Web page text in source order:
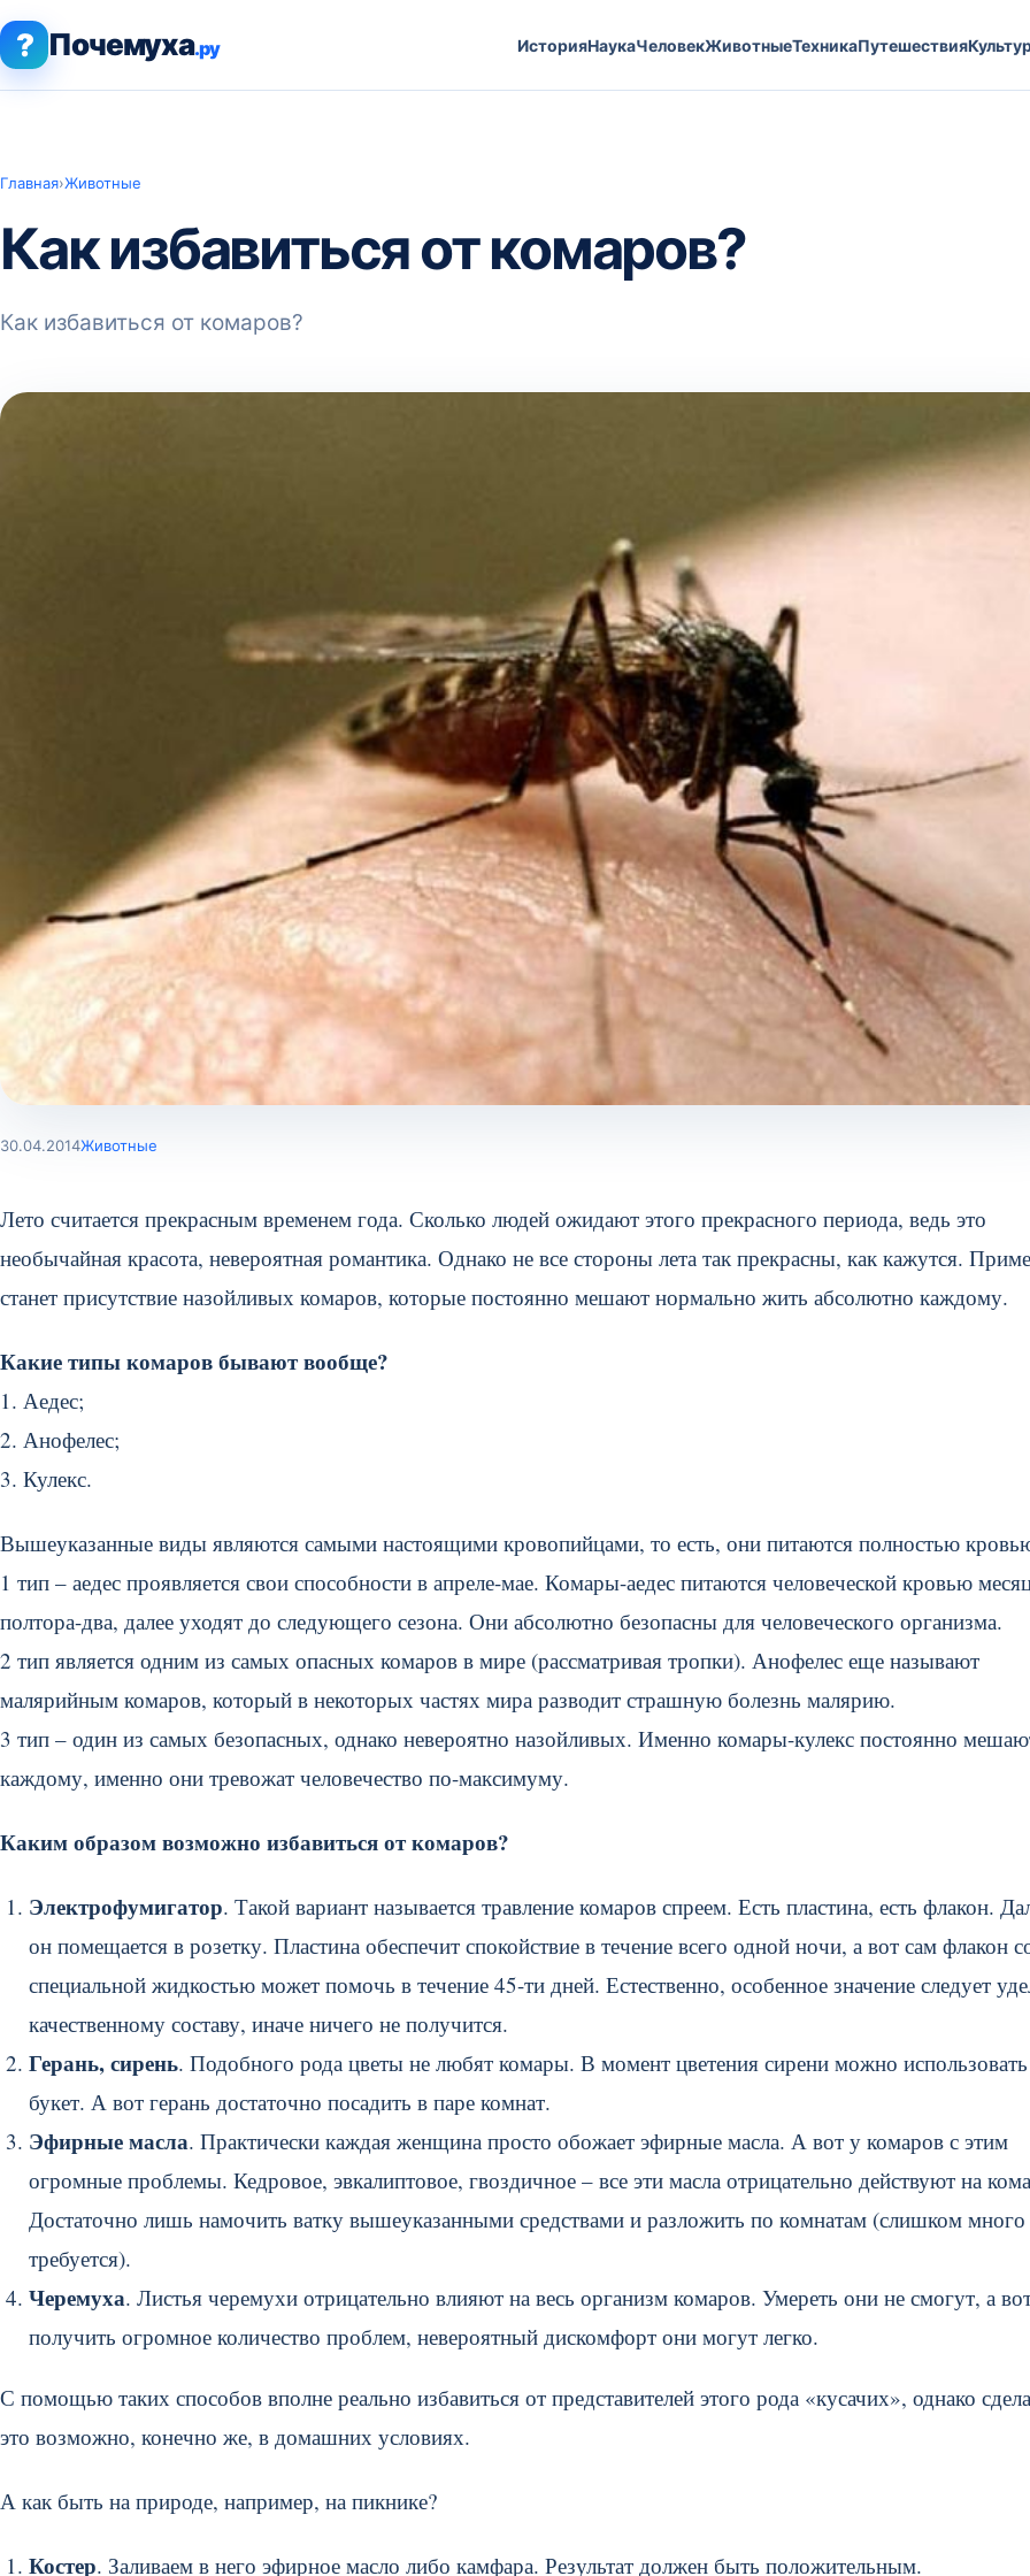
? Почемуха.ру ИсторияНаукаЧеловекЖивотныеТехникаПутешествия
Главная›Животные
Как избавиться от комаров?
Как избавиться от комаров?
30.04.2014Животные
Лето считается прекрасным временем года. Сколько людей ожидают этого прекрасного периода, ведь это
необычайная красота, невероятная романтика. Однако не все стороны лета так прекрасны, как кажутся.
станет присутствие назойливых комаров, которые постоянно мешают нормально жить абсолютно каждому.
Какие типы комаров бывают вообще?
1. Аедес;
2. Анофелес;
3. Кулекс.
Вышеуказанные виды являются самыми настоящими кровопийцами, то есть, они питаются полностью
1 тип – аедес проявляется свои способности в апреле-мае. Комары-аедес питаются человеческой кровью
полтора-два, далее уходят до следующего сезона. Они абсолютно безопасны для человеческого организма.
2 тип является одним из самых опасных комаров в мире (рассматривая тропки). Анофелес еще называют
малярийным комаров, который в некоторых частях мира разводит страшную болезнь малярию.
3 тип – один из самых безопасных, однако невероятно назойливых. Именно комары-кулекс постоянно
каждому, именно они тревожат человечество по-максимуму.
Каким образом возможно избавиться от комаров?
Электрофумигатор. Такой вариант называется травление комаров спреем. Есть пластина, есть флакон.
он помещается в розетку. Пластина обеспечит спокойствие в течение всего одной ночи, а вот сам флакон
специальной жидкостью может помочь в течение 45-ти дней. Естественно, особенное значение следует
качественному составу, иначе ничего не получится.
Герань, сирень. Подобного рода цветы не любят комары. В момент цветения сирени можно использовать
букет. А вот герань достаточно посадить в паре комнат.
Эфирные масла. Практически каждая женщина просто обожает эфирные масла. А вот у комаров с этим
огромные проблемы. Кедровое, эвкалиптовое, гвоздичное – все эти масла отрицательно действуют на
Достаточно лишь намочить ватку вышеуказанными средствами и разложить по комнатам (слишком много
требуется).
Черемуха. Листья черемухи отрицательно влияют на весь организм комаров. Умереть они не смогут, а
получить огромное количество проблем, невероятный дискомфорт они могут легко.
С помощью таких способов вполне реально избавиться от представителей этого рода «кусачих», однако
это возможно, конечно же, в домашних условиях.
А как быть на природе, например, на пикнике?
Костер. Заливаем в него эфирное масло либо камфара. Результат должен быть положительным.